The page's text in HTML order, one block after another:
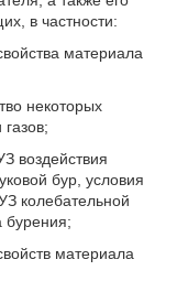
в частности:
материала
некоторых
воздействия
бур, условия
колебательной
бурения;
материала